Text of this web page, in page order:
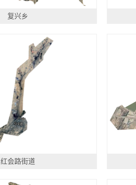
复兴乡
红会路街道